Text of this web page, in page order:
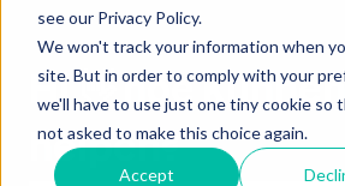
see our Privacy Policy.
We won't track your information when
site. But in order to comply with your
we'll have to use just one tiny cookie so
not asked to make this choice again.
Accept
Hi 👋 hoe
helpen?